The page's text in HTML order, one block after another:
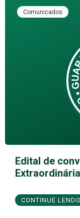
Comunicados
Edital de
CONTINUE